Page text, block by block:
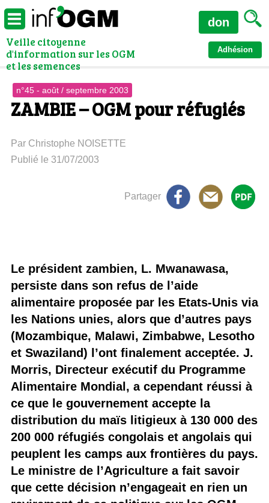
Veille citoyenne
d'information sur les OGM
et les semences
Adhésion
don
n°45 - août / septembre 2003
ZAMBIE – OGM pour réfugiés
Par Christophe NOISETTE
Publié le 31/07/2003
Partager
Le président zambien, L. Mwanawasa,
persiste dans son refus de l’aide
alimentaire proposée par les Etats-Unis via
les Nations unies, alors que d’autres pays
(Mozambique, Malawi, Zimbabwe, Lesotho
et Swaziland) l’ont finalement acceptée. J.
Morris, Directeur exécutif du Programme
Alimentaire Mondial, a cependant réussi à
ce que le gouvernement accepte la
distribution du maïs litigieux à 130 000 des
200 000 réfugiés congolais et angolais qui
peuplent les camps aux frontières du pays.
Le ministre de l’Agriculture a fait savoir
que cette décision n’engageait en rien un